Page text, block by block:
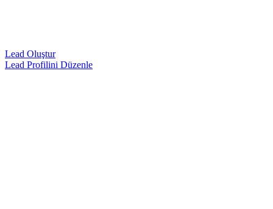
Lead Oluştur
Lead Profilini Düzenle